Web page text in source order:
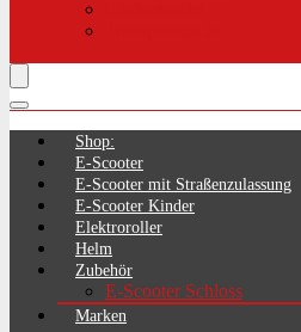
Shop:
E-Scooter
E-Scooter mit Straßenzulassung
E-Scooter Kinder
Elektroroller
Helm
Zubehör
E-Scooter Schloss
Marken